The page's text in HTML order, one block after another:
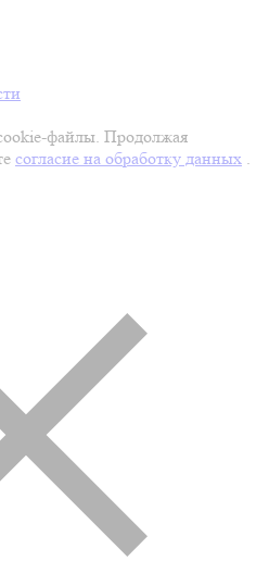
файлы. Продолжая
согласие на обработку данных .